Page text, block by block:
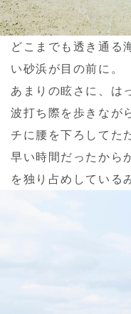
どこまでも透き通る
い砂浜が目の前に。
あまりの眩さに、は
波打ち際を歩きなが
チに腰を下ろしてた
早い時間だったから
を独り占めしている